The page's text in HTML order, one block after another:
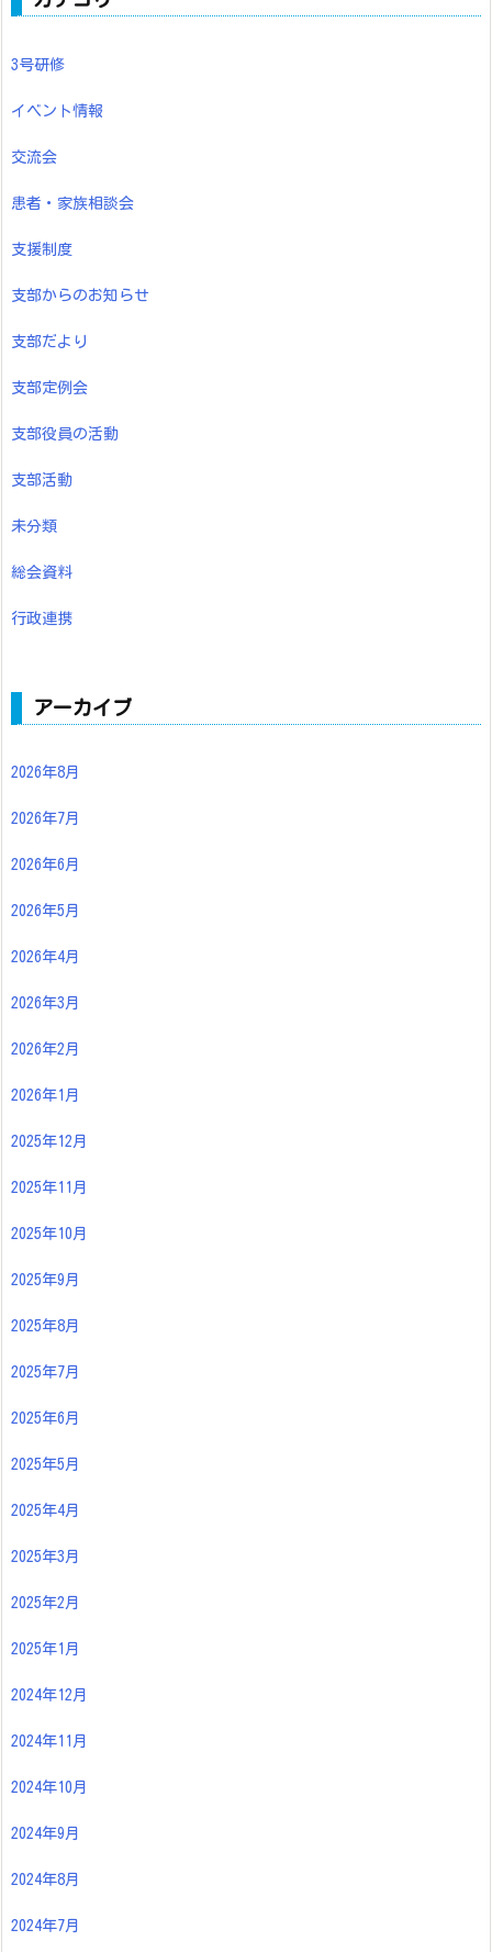
3号研修
イベント情報
交流会
患者・家族相談会
支援制度
支部からのお知らせ
支部だより
支部定例会
支部役員の活動
支部活動
未分類
総会資料
行政連携
アーカイブ
2026年8月
2026年7月
2026年6月
2026年5月
2026年4月
2026年3月
2026年2月
2026年1月
2025年12月
2025年11月
2025年10月
2025年9月
2025年8月
2025年7月
2025年6月
2025年5月
2025年4月
2025年3月
2025年2月
2025年1月
2024年12月
2024年11月
2024年10月
2024年9月
2024年8月
2024年7月